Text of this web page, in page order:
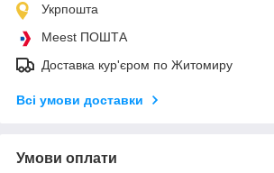
Укрпошта
Meest ПОШТА
Доставка кур'єром по Житомиру
Всі умови доставки
Умови оплати